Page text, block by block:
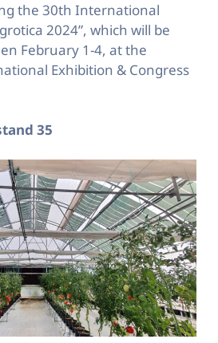
the 30th International
2024”, which will be
February 1-4, at the
Exhibition & Congress
35